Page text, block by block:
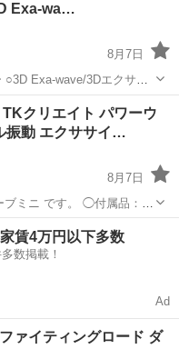
Exa-wa…
8月7日
奥行453×高さ148mm
ス、トレーニング
TKクリエイト パワーウ
振動 エクササイ…
8月7日
メージはございません。
ス、トレーニング
賃4万円以下多数
数掲載！
Ad
ァイティングロード ダ